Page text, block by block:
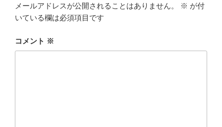
メールアドレスが公開されることはありません。 ※ が付
いている欄は必須項目です
コメント ※